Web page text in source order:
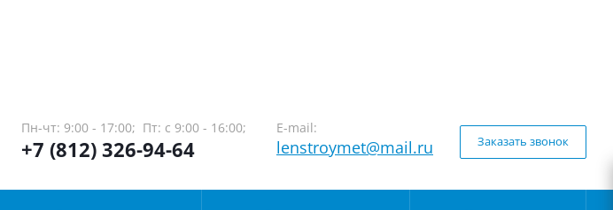
Пн-чт: 9:00 - 17:00; Пт: с 9:00 - 16:00;
+7 (812) 326-94-64
E-mail:
lenstroymet@mail.ru Заказать звонок